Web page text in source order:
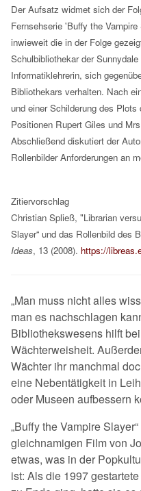
Der Aufsatz widmet sich der
Fernsehserie 'Buffy the
inwieweit die in der Folge
Schulbibliothekar der
Informatiklehrerin, sich
Bibliothekars verhalten. Nach
und einer Schilderung des
Positionen Rupert Giles und
Abschließend diskutiert der
Rollenbilder Anforderungen an
Zitiervorschlag
Christian Spließ, "Librarian
Slayer“ und das Rollenbild des
Ideas, 13 (2008). https://
„Man muss nicht alles
man es nachschlagen
Bibliothekswesens hilft
Wächterweisheit.
Wächter ihr manchmal
eine Nebentätigkeit in
oder Museen aufbessern
„Buffy the Vampire
gleichnamigen Film von
etwas, was in der
ist: Als die 1997